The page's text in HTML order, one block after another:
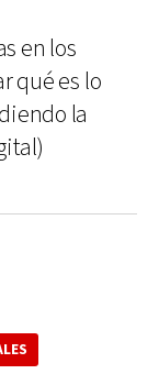
en los
qué es lo
la